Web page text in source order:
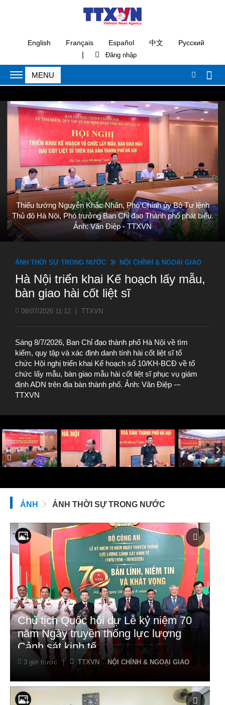
English Français Español 中文 Русский
|
Thiếu tướng Nguyễn Khắc Nhân, Phó Chính ủy Bộ Tư lệnh
Thủ đô Hà Nội, Phó trưởng Ban Chỉ đạo Thành phố phát biểu.
Ảnh: Văn Điệp - TTXVN
ẢNH THỜI SỰ TRONG NƯỚC NỘI CHÍNH & NGOẠI GIAO
Hà Nội triển khai Kế hoạch lấy mẫu,
bàn giao hài cốt liệt sĩ
08/07/2026 11:12 TTXVN
Sáng 8/7/2026, Ban Chỉ đạo thành phố Hà Nội về tìm
kiếm, quy tập và xác định danh tính hài cốt liệt sĩ tổ
chức Hội nghị triển khai Kế hoạch số 10/KH-BCĐ về tổ
chức lấy mẫu, bàn giao mẫu hài cốt liệt sĩ phục vụ giám
định ADN trên địa bàn thành phố. Ảnh: Văn Điệp -–
TTXVN
ẢNH ẢNH THỜI SỰ TRONG NƯỚC
Chủ tịch Quốc hội dự Lễ kỷ niệm 70
năm Ngày truyền thống lực lượng
Cảnh sát kinh tế
3 giờ trước | TTXVN NỘI CHÍNH & NGOẠI GIAO